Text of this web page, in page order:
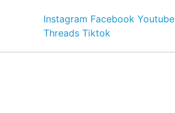
Instagram Facebook Youtube
Threads Tiktok